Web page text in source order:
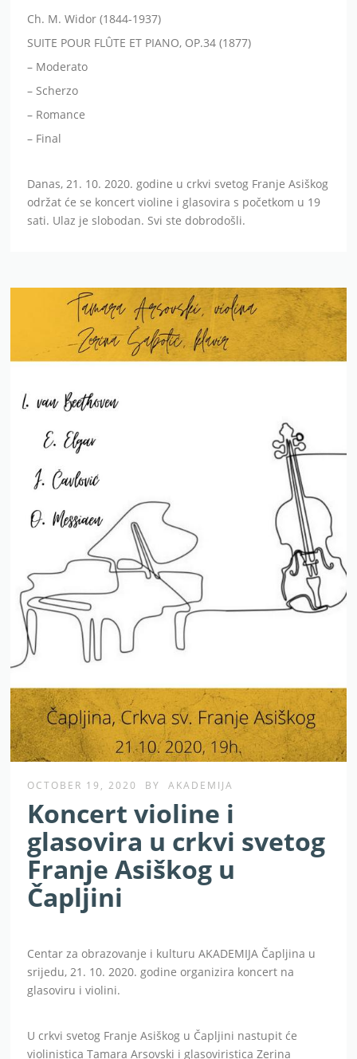
Ch. M. Widor (1844-1937)
SUITE POUR FLÛTE ET PIANO, OP.34 (1877)
– Moderato
– Scherzo
– Romance
– Final
Danas, 21. 10. 2020. godine u crkvi svetog Franje Asiškog
održat će se koncert violine i glasovira s početkom u 19
sati. Ulaz je slobodan. Svi ste dobrodošli.
OCTOBER 19, 2020 BY AKADEMIJA
Koncert violine i
glasovira u crkvi svetog
Franje Asiškog u
Čapljini
Centar za obrazovanje i kulturu AKADEMIJA Čapljina u
srijedu, 21. 10. 2020. godine organizira koncert na
glasoviru i violini.
U crkvi svetog Franje Asiškog u Čapljini nastupit će
violinistica Tamara Arsovski i glasoviristica Zerina